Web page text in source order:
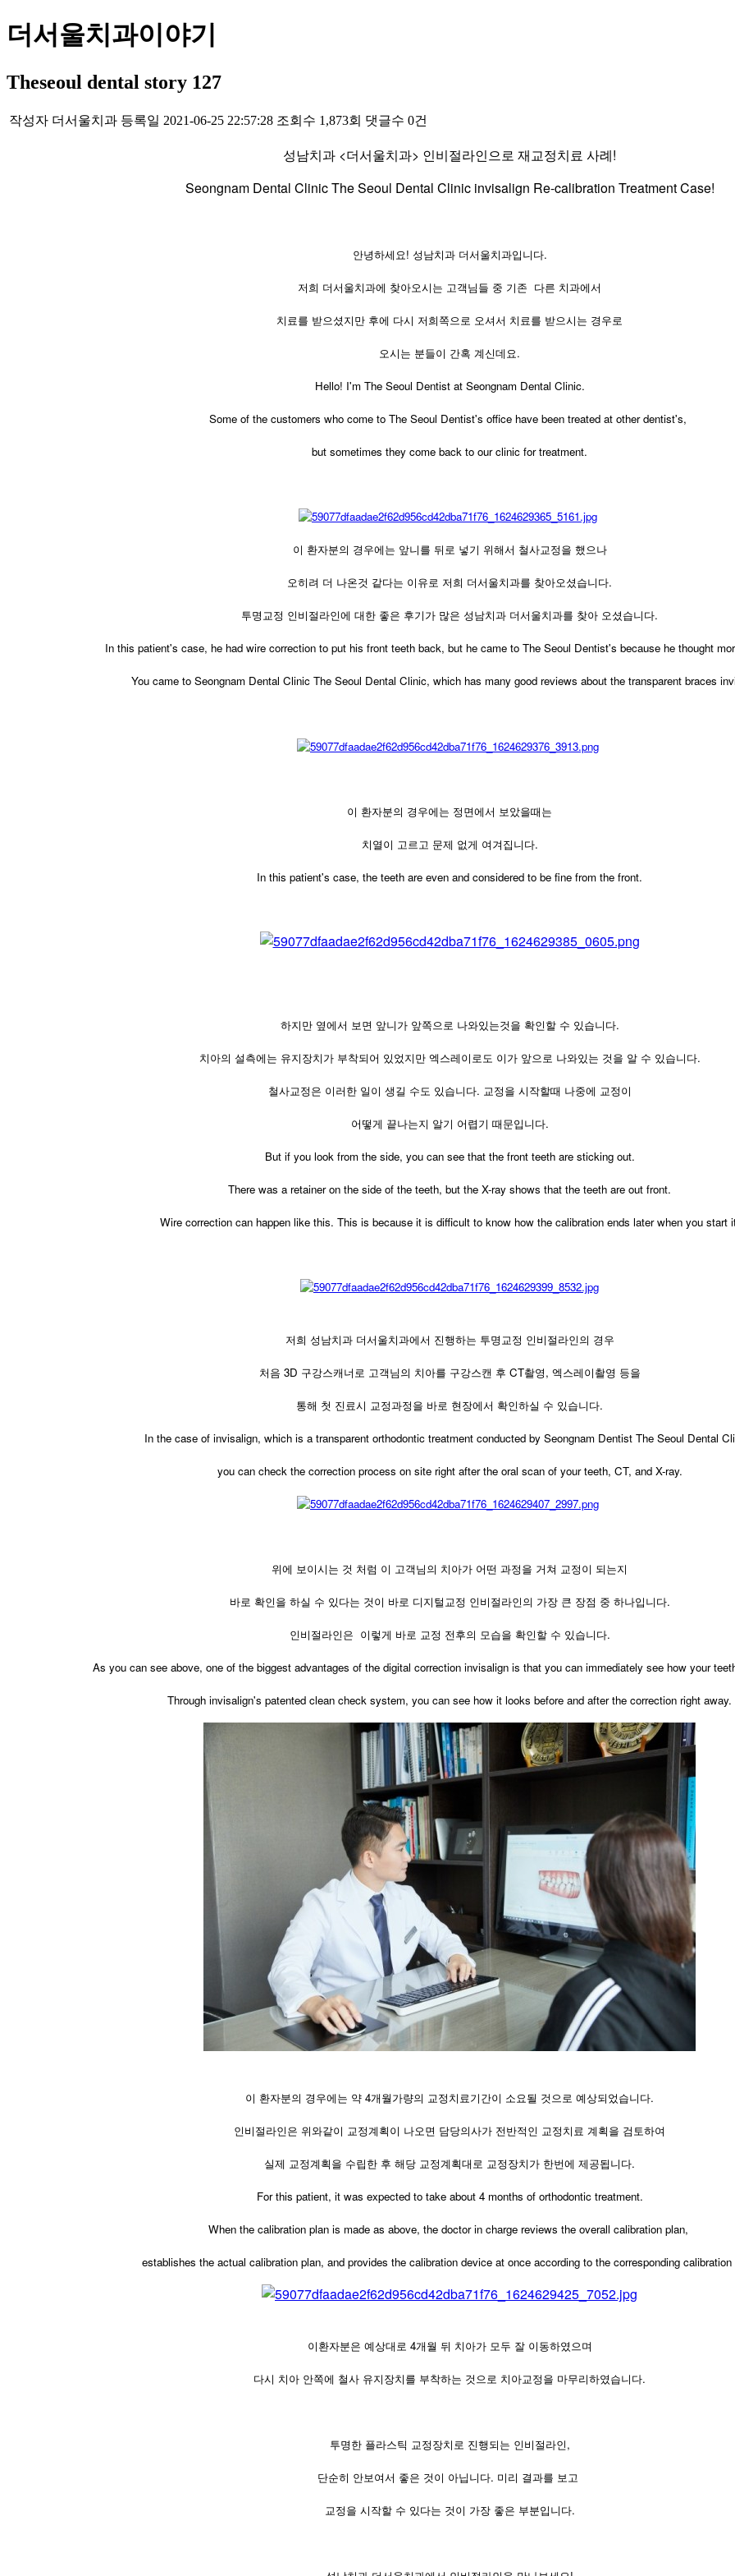
더서울치과이야기
Theseoul dental story 127
작성자 더서울치과 등록일 2021-06-25 22:57:28 조회수 1,873회 댓글수 0건
성남치과 <더서울치과> 인비절라인으로 재교정치료 사례!
​Seongnam Dental Clinic The Seoul Dental Clinic invisalign Re-calibration Treatment Case!
안녕하세요! 성남치과 더서울치과입니다.
저희 더서울치과에 찾아오시는 고객님들 중 기존 다른 치과에서
치료를 받으셨지만 후에 다시 저희쪽으로 오셔서 치료를 받으시는 경우로
오시는 분들이 간혹 계신데요.
Hello! I'm The Seoul Dentist at Seongnam Dental Clinic.
Some of the customers who come to The Seoul Dentist's office have been treated at other dentist's,
but sometimes they come back to our clinic for treatment.
이 환자분의 경우에는 앞니를 뒤로 넣기 위해서 철사교정을 했으나
오히려 더 나온것 같다는 이유로 저희 더서울치과를 찾아오셨습니다.
투명교정 인비절라인에 대한 좋은 후기가 많은 성남치과 더서울치과를 찾아 오셨습니다.
​In this patient's case, he had wire correction to put his front teeth back, but he came to The Seoul Dentist's because he thought
You came to Seongnam Dental Clinic The Seoul Dental Clinic, which has many good reviews about the transparent braces
이 환자분의 경우에는 정면에서 보았을때는
치열이 고르고 문제 없게 여겨집니다.
In this patient's case, the teeth are even and considered to be fine from the front.
하지만 옆에서 보면 앞니가 앞쪽으로 나와있는것을 확인할 수 있습니다.
치아의 설측에는 유지장치가 부착되어 있었지만 엑스레이로도 이가 앞으로 나와있는 것을 알 수 있습니다.
철사교정은 이러한 일이 생길 수도 있습니다. 교정을 시작할때 나중에 교정이
어떻게 끝나는지 알기 어렵기 때문입니다.
​But if you look from the side, you can see that the front teeth are sticking out.
There was a retainer on the side of the teeth, but the X-ray shows that the teeth are out front.
Wire correction can happen like this. This is because it is difficult to know how the calibration ends later when you start
저희 성남치과 더서울치과에서 진행하는 투명교정 인비절라인의 경우
처음 3D 구강스캐너로 고객님의 치아를 구강스캔 후 CT촬영, 엑스레이촬영 등을
통해 첫 진료시 교정과정을 바로 현장에서 확인하실 수 있습니다.
​In the case of invisalign, which is a transparent orthodontic treatment conducted by Seongnam Dentist The Seoul Dental
you can check the correction process on site right after the oral scan of your teeth, CT, and X-ray.
위에 보이시는 것 처럼 이 고객님의 치아가 어떤 과정을 거쳐 교정이 되는지
바로 확인을 하실 수 있다는 것이 바로 디지털교정 인비절라인의 가장 큰 장점 중 하나입니다.
인비절라인은 이렇게 바로 교정 전후의 모습을 확인할 수 있습니다.
​As you can see above, one of the biggest advantages of the digital correction invisalign is that you can immediately see how your
Through invisalign's patented clean check system, you can see how it looks before and after the correction right away.
이 환자분의 경우에는 약 4개월가량의 교정치료기간이 소요될 것으로 예상되었습니다.
인비절라인은 위와같이 교정계획이 나오면 담당의사가 전반적인 교정치료 계획을 검토하여
실제 교정계획을 수립한 후 해당 교정계획대로 교정장치가 한번에 제공됩니다.
​For this patient, it was expected to take about 4 months of orthodontic treatment.
When the calibration plan is made as above, the doctor in charge reviews the overall calibration plan,
establishes the actual calibration plan, and provides the calibration device at once according to the corresponding calibration
이환자분은 예상대로 4개월 뒤 치아가 모두 잘 이동하였으며
다시 치아 안쪽에 철사 유지장치를 부착하는 것으로 치아교정을 마무리하였습니다.
투명한 플라스틱 교정장치로 진행되는 인비절라인,
단순히 안보여서 좋은 것이 아닙니다. 미리 결과를 보고
교정을 시작할 수 있다는 것이 가장 좋은 부분입니다.